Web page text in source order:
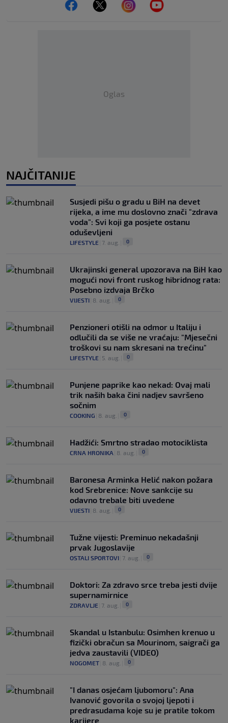
Oglas
NAJČITANIJE
Susjedi pišu o gradu u BiH na devet
rijeka, a ime mu doslovno znači "zdrava
voda": Svi koji ga posjete ostanu
oduševljeni
LIFESTYLE 7. aug. 0
Ukrajinski general upozorava na BiH kao
mogući novi front ruskog hibridnog rata:
Posebno izdvaja Brčko
VIJESTI 8. aug. 0
Penzioneri otišli na odmor u Italiju i
odlučili da se više ne vraćaju: "Mjesečni
troškovi su nam skresani na trećinu"
LIFESTYLE 5. aug. 0
Punjene paprike kao nekad: Ovaj mali
trik naših baka čini nadjev savršeno
sočnim
COOKING 8. aug. 0
Hadžići: Smrtno stradao motociklista
CRNA HRONIKA 8. aug. 0
Baronesa Arminka Helić nakon požara
kod Srebrenice: Nove sankcije su
odavno trebale biti uvedene
VIJESTI 8. aug. 0
Tužne vijesti: Preminuo nekadašnji
prvak Jugoslavije
OSTALI SPORTOVI 7. aug. 0
Doktori: Za zdravo srce treba jesti dvije
supernamirnice
ZDRAVLJE 7. aug. 0
Skandal u Istanbulu: Osimhen krenuo u
fizički obračun sa Mourinom, saigrači ga
jedva zaustavili (VIDEO)
NOGOMET 8. aug. 0
"I danas osjećam ljubomoru": Ana
Ivanović govorila o svojoj ljepoti i
predrasudama koje su je pratile tokom
karijere